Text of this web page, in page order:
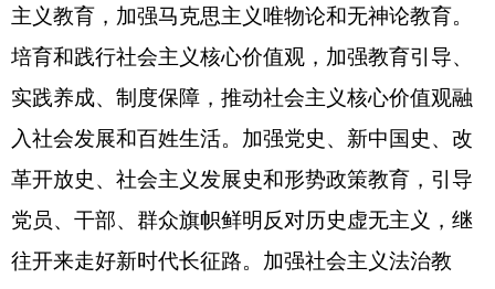
主义教育，加强马克思主义唯物论和无神论教育。
培育和践行社会主义核心价值观，加强教育引导、
实践养成、制度保障，推动社会主义核心价值观融
入社会发展和百姓生活。加强党史、新中国史、改
革开放史、社会主义发展史和形势政策教育，引导
党员、干部、群众旗帜鲜明反对历史虚无主义，继
往开来走好新时代长征路。加强社会主义法治教